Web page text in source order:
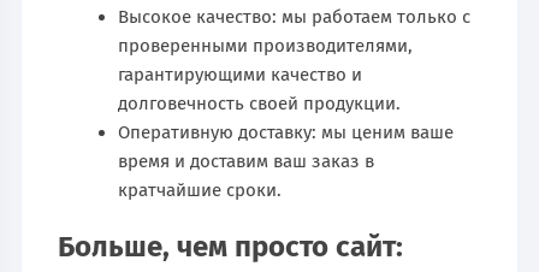
Высокое качество: мы работаем только с
проверенными производителями,
гарантирующими качество и
долговечность своей продукции.
Оперативную доставку: мы ценим ваше
время и доставим ваш заказ в
кратчайшие сроки.
Больше, чем просто сайт: